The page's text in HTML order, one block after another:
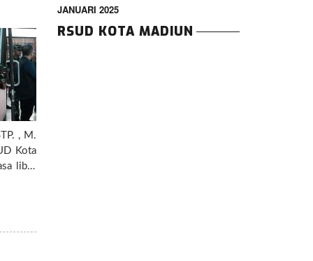
, M.
Kota
libur
JANUARI 2025
RSUD KOTA MADIUN